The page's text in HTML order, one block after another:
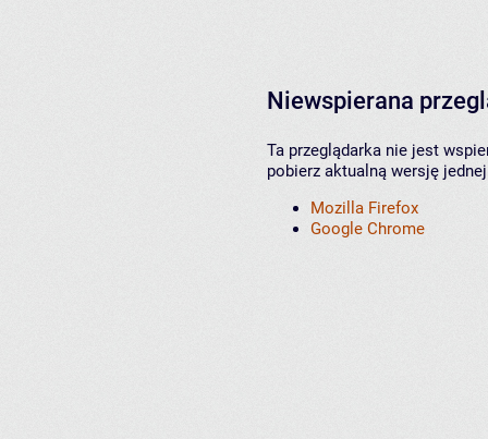
Niewspierana
Ta przeglądarka nie jest
pobierz aktualną wersję
Mozilla Firefox
Google Chrome